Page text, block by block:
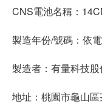
CNS電池名稱：
製造年份/號碼：依
製造者：有量科技
地址：桃園市龜山